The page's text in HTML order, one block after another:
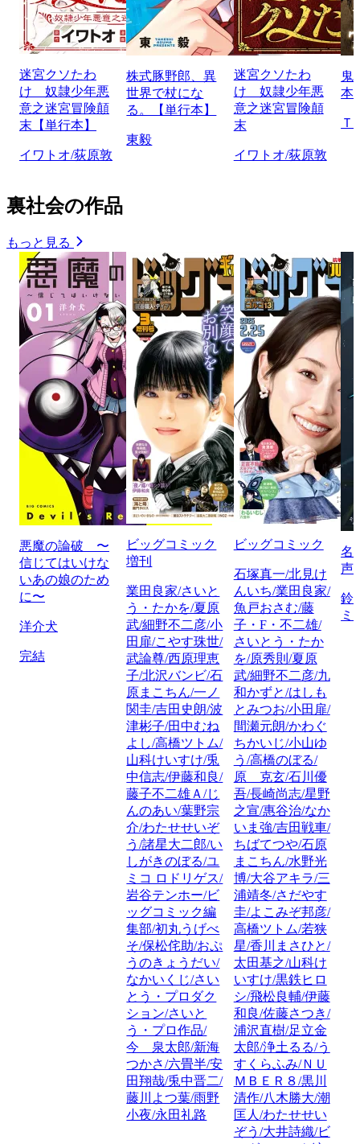
迷宮クソたわ
け 奴隷少年悪
意之迷宮冒険顛
末【単行本】
イワトオ/荻原敦
株式豚野郎、異
世界で杖にな
る。【単行本】
東毅
迷宮クソたわ
け 奴隷少年悪
意之迷宮冒険顛
末
イワトオ/荻原敦
鬼
本
Ｔ
裏社会の作品
もっと見る
悪魔の論破 〜
信じてはいけな
いあの娘のため
に〜
洋介犬
完結
ビッグコミック
増刊
業田良家/さいと
う・たかを/夏原
武/細野不二彦/小
田扉/こやす珠世/
武論尊/西原理恵
子/北沢バンビ/石
原まこちん/一ノ
関圭/吉田史朗/波
津彬子/田中むね
よし/高橋ツトム/
山科けいすけ/兎
中信志/伊藤和良/
藤子不二雄Ａ/じ
んのあい/葉野宗
介/わたせせいぞ
う/諸星大二郎/い
しがきのぼる/ユ
ミコ ロドリゲス/
岩谷テンホー/ビ
ッグコミック編
集部/初丸うげべ
そ/保松侘助/おぷ
うのきょうだい/
なかいくじ/さい
とう・プロダク
ション/さいと
う・プロ作品/
今 泉太郎/新海
つかさ/六畳半/安
田翔哉/兎中晋二/
藤川よつ葉/雨野
小夜/永田礼路
ビッグコミック
石塚真一/北見け
んいち/業田良家/
魚戸おさむ/藤
子・F・不二雄/
さいとう・たか
を/原秀則/夏原
武/細野不二彦/九
和かずと/はしも
とみつお/小田扉/
間瀬元朗/かわぐ
ちかいじ/小山ゆ
う/高橋のぼる/
原 克玄/石川優
吾/長崎尚志/星野
之宣/惠谷治/なか
いま強/吉田戦車/
ちばてつや/石原
まこちん/水野光
博/大谷アキラ/三
浦靖冬/さだやす
圭/よこみぞ邦彦/
高橋ツトム/若狭
星/香川まさひと/
太田基之/山科け
いすけ/黒鉄ヒロ
シ/飛松良輔/伊藤
和良/佐藤さつき/
浦沢直樹/足立金
太郎/浄土るる/う
すくらふみ/ＮＵ
ＭＢＥＲ８/黒川
清作/八木勝大/潮
匡人/わたせせい
ぞう/大井詩織/ビ
名
声
鈴
ミ